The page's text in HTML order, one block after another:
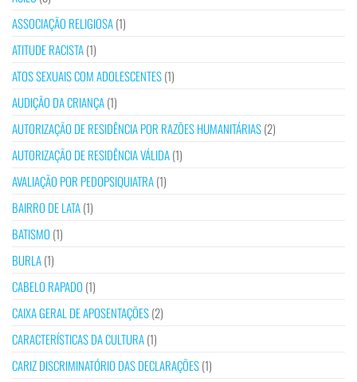
ASSOCIAÇÃO RELIGIOSA(1)
ATITUDE RACISTA(1)
ATOS SEXUAIS COM ADOLESCENTES(1)
AUDIÇÃO DA CRIANÇA(1)
AUTORIZAÇÃO DE RESIDÊNCIA POR RAZÕES HUMANITÁRIAS(2)
AUTORIZAÇÃO DE RESIDÊNCIA VÁLIDA(1)
AVALIAÇÃO POR PEDOPSIQUIATRA(1)
BAIRRO DE LATA(1)
BATISMO (1)
BURLA(1)
CABELO RAPADO (1)
CAIXA GERAL DE APOSENTAÇÕES(2)
CARACTERÍSTICAS DA CULTURA(1)
CARIZ DISCRIMINATÓRIO DAS DECLARAÇÕES(1)